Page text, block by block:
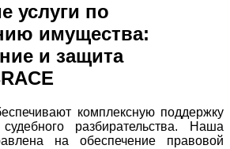
услуги по
имущества:
и защита
комплексную поддержку
разбирательства. Наша
на обеспечение правовой